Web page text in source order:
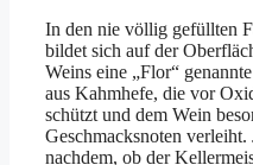
In den nie völlig gefüllten
bildet sich auf der
Weins eine „Flor“
aus Kahmhefe, die vor
schützt und dem Wein
Geschmacksnoten verleiht.
nachdem, ob der